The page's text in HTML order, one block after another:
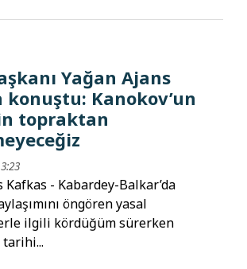
Yağan Ajans
konuştu: Kanokov’un
topraktan
- Kabardey-Balkar’da
öngören yasal
ilgili kördüğüm sürerken